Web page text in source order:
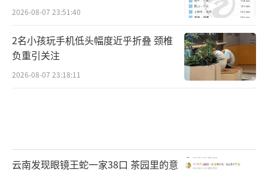
2026-08-07 23:51:40
2名小孩玩手机低头幅度近乎折叠 颈椎
负重引关注
2026-08-07 23:18:11
云南发现眼镜王蛇一家38口 茶园里的意